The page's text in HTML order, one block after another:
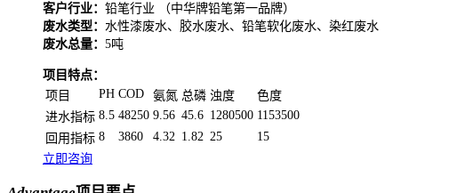
客户行业： 铅笔行业 （中华牌铅笔第一品牌）
废水类型： 水性漆废水、胶水废水、铅笔软化废水、染红废水
废水总量： 5吨
项目特点：
项目
PH COD 氨氮 总磷 浊度
色度
进水指标 8.5 48250 9.56 45.6 1280500 1153500
回用指标 8 3860 4.32 1.82 25
15
立即咨询